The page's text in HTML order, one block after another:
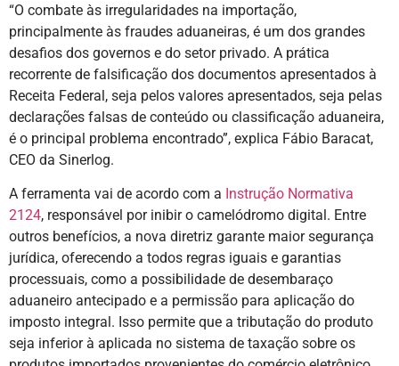
“O combate às irregularidades na importação,
principalmente às fraudes aduaneiras, é um dos grandes
desafios dos governos e do setor privado. A prática
recorrente de falsificação dos documentos apresentados à
Receita Federal, seja pelos valores apresentados, seja pelas
declarações falsas de conteúdo ou classificação aduaneira,
é o principal problema encontrado”, explica Fábio Baracat,
CEO da Sinerlog.
A ferramenta vai de acordo com a Instrução Normativa
2124, responsável por inibir o camelódromo digital. Entre
outros benefícios, a nova diretriz garante maior segurança
jurídica, oferecendo a todos regras iguais e garantias
processuais, como a possibilidade de desembaraço
aduaneiro antecipado e a permissão para aplicação do
imposto integral. Isso permite que a tributação do produto
seja inferior à aplicada no sistema de taxação sobre os